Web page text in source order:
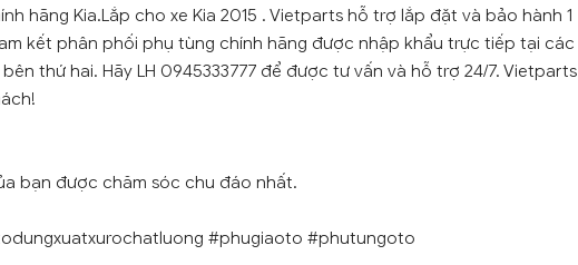
hãng Kia.Lắp cho xe Kia 2015 . Vietparts hỗ trợ lắp đặt và bảo hành 1
kết phân phối phụ tùng chính hãng được nhập khẩu trực tiếp tại các
thứ hai. Hãy LH 0945333777 để được tư vấn và hỗ trợ 24/7. Vietparts
bạn được chăm sóc chu đáo nhất.
#phugiaoto #phutungoto